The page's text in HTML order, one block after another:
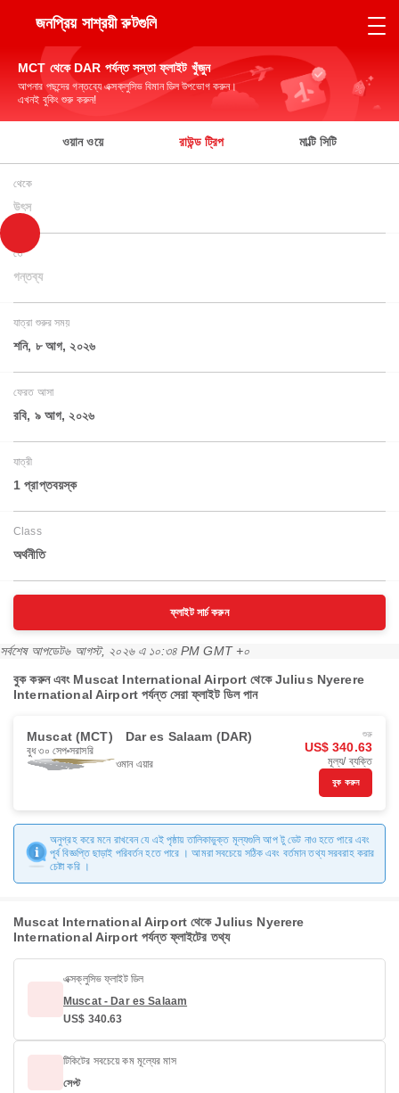
জনপ্রিয় সাশ্রয়ী রুটগুলি
MCT থেকে DAR পর্যন্ত সস্তা ফ্লাইট খুঁজুন
আপনার পছন্দের গন্তব্যে এক্সক্লুসিভ বিমান ডিল উপভোগ করুন।
এখনই বুকিং শুরু করুন!
ওয়ান ওয়ে রাউন্ড ট্রিপ মাল্টি সিটি
থেকে
উৎস
তে
গন্তব্য
যাত্রা শুরুর সময়
শনি, ৮ আগ, ২০২৬
ফেরত আসা
রবি, ৯ আগ, ২০২৬
যাত্রী
1 প্রাপ্তবয়স্ক
Class
অর্থনীতি
ফ্লাইট সার্চ করুন
সর্বশেষ আপডেট৬ আগস্ট, ২০২৬ এ ১০:৩৪ PM GMT +০
বুক করুন এবং Muscat International Airport থেকে Julius Nyerere
International Airport পর্যন্ত সেরা ফ্লাইট ডিল পান
Muscat (MCT) Dar es Salaam (DAR)
বুধ ৩০ সেপ সরাসরি
ওমান এয়ার
শুরু
US$ 340.63
মূল্য/ ব্যক্তি
বুক করুন
অনুগ্রহ করে মনে রাখবেন যে এই পৃষ্ঠায় তালিকাভুক্ত মূল্যগুলি আপ টু ডেট নাও হতে পারে এবং
পূর্ব বিজ্ঞপ্তি ছাড়াই পরিবর্তন হতে পারে । আমরা সবচেয়ে সঠিক এবং বর্তমান তথ্য সরবরাহ করার
চেষ্টা করি ।
Muscat International Airport থেকে Julius Nyerere
International Airport পর্যন্ত ফ্লাইটের তথ্য
এক্সক্লুসিভ ফ্লাইট ডিল
Muscat - Dar es Salaam
US$ 340.63
টিকিটের সবচেয়ে কম মূল্যের মাস
সেপ্ট